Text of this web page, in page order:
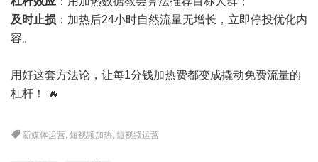
及时止损 ：加热后24小时自然流量无增长，立即停投优化内
容。
用好这套方法论，让每1分钱加热费都变成撬动免费流量的
杠杆！ 🔥
新媒体运营,短视频加热,短视频运营